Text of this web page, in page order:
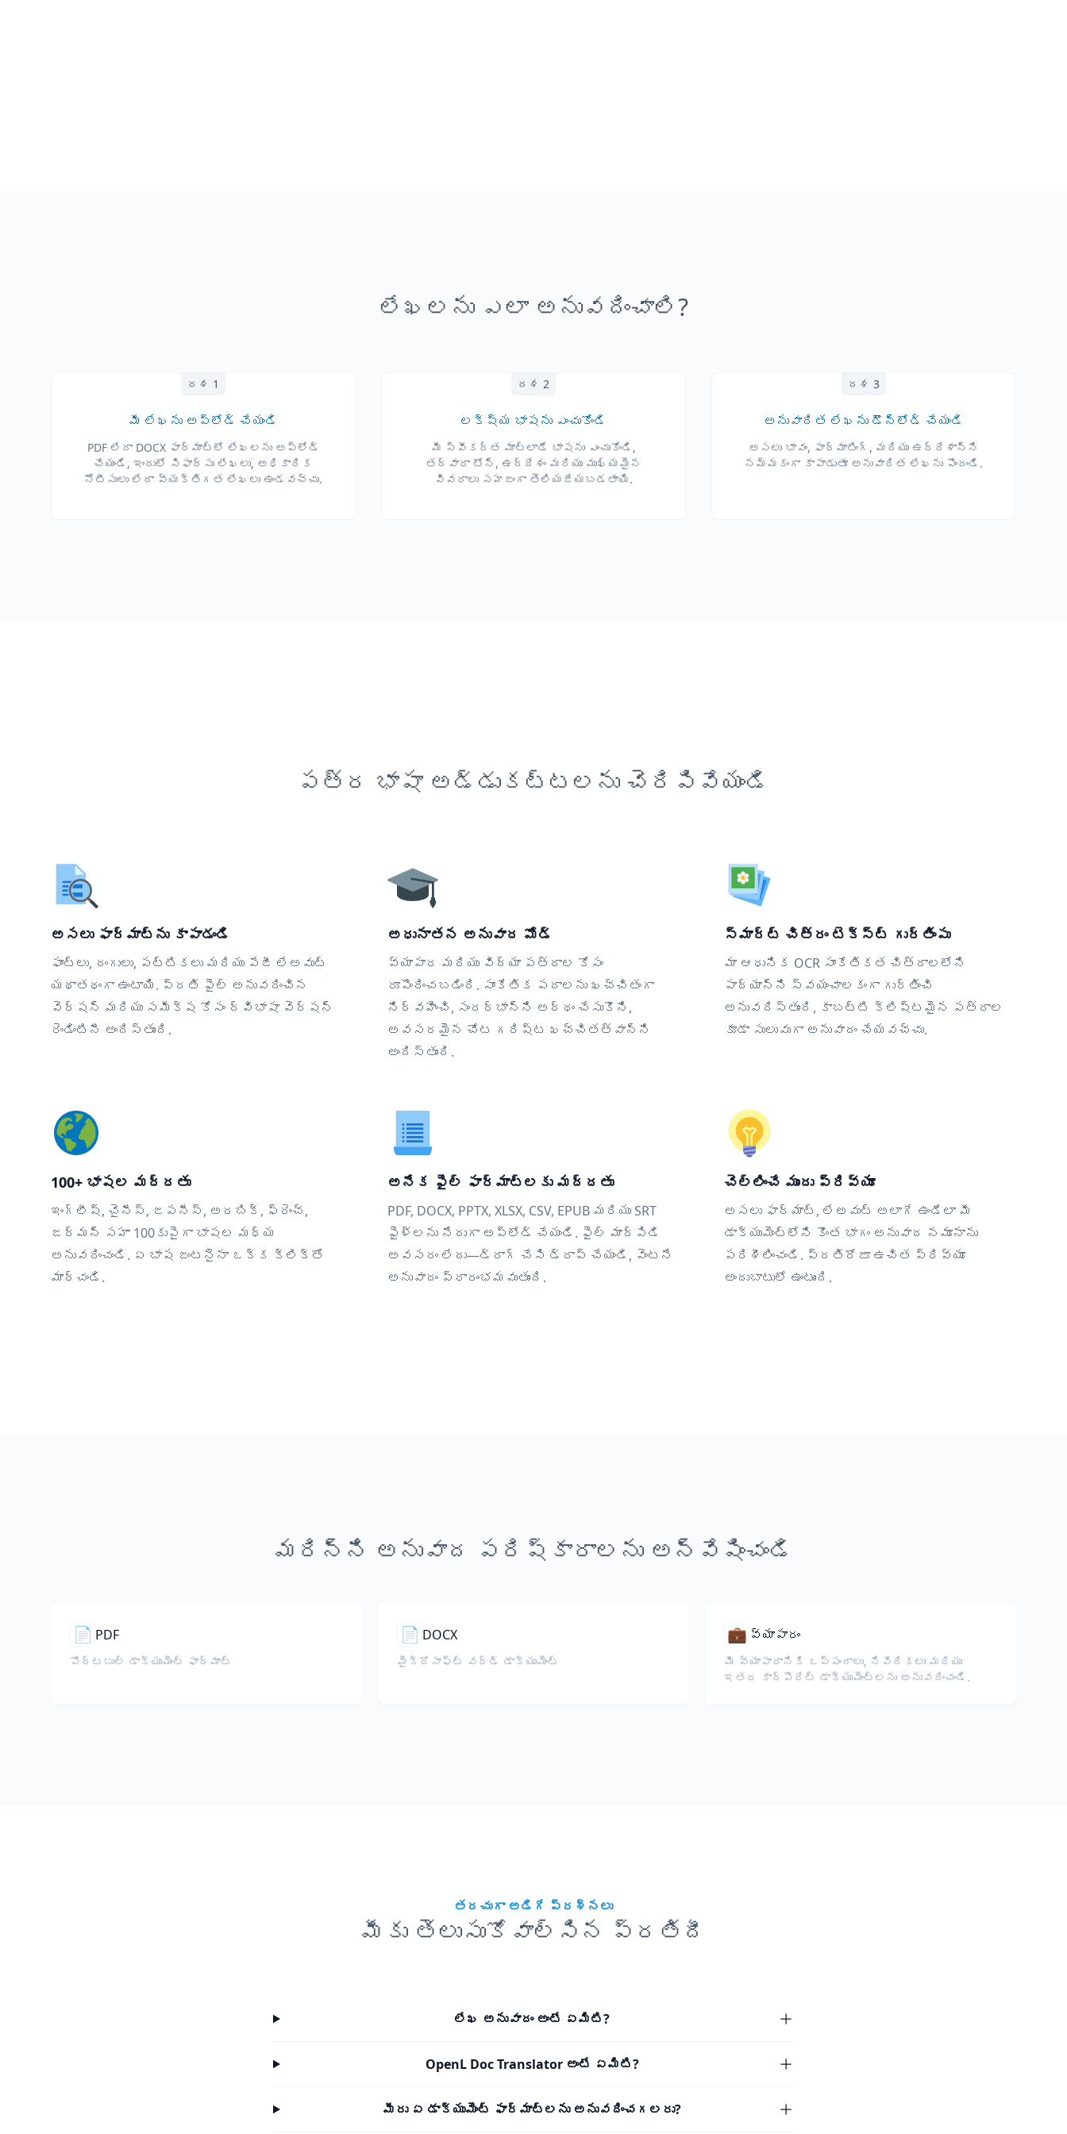
లేఖలను ఎలా అనువదించాలి?
దశ 1
మీ లేఖను అప్‌లోడ్ చేయండి
PDF లేదా DOCX ఫార్మాట్‌లో లేఖలను అప్‌లోడ్
చేయండి, ఇందులో సిఫార్సు లేఖలు, అధికారిక
నోటీసులు లేదా వ్యక్తిగత లేఖలు ఉండవచ్చు.
దశ 2
లక్ష్య భాషను ఎంచుకోండి
మీ స్వీకర్త మాట్లాడే భాషను ఎంచుకోండి,
తద్వారా టోన్, ఉద్దేశం మరియు ముఖ్యమైన
వివరాలు సహజంగా తెలియజేయబడతాయి.
దశ 3
అనువాదిత లేఖను డౌన్‌లోడ్ చేయండి
అసలు భావం, ఫార్మాటింగ్, మరియు ఉద్దేశాన్ని
నమ్మకంగా కాపాడుతూ అనువాదిత లేఖను పొందండి.
పత్ర భాషా అడ్డుకట్టలను చెరిపివేయండి
అసలు ఫార్మాట్‌ను కాపాడండి
ఫాంట్లు, రంగులు, పట్టికలు మరియు పేజీ లేఅవుట్
యథాతథంగా ఉంటాయి. ప్రతి ఫైల్ అనువదించిన
వెర్షన్ మరియు సమీక్ష కోసం ద్విభాషా వెర్షన్
రెండింటినీ అందిస్తుంది.
అధునాతన అనువాద మోడ్
వ్యాపార మరియు విద్యా పత్రాల కోసం
రూపొందించబడింది. సాంకేతిక పదాలను ఖచ్చితంగా
నిర్వహించి, సందర్భాన్ని అర్థం చేసుకొని,
అవసరమైన చోట గరిష్ట ఖచ్చితత్వాన్ని
అందిస్తుంది.
స్మార్ట్ చిత్రం టెక్స్ట్ గుర్తింపు
మా ఆధునిక OCR సాంకేతికత చిత్రాలలోని
పాఠ్యాన్ని స్వయంచాలకంగా గుర్తించి
అనువదిస్తుంది, కాబట్టి క్లిష్టమైన పత్రాల
కూడా సులువుగా అనువాదం చేయవచ్చు.
100+ భాషల మద్దతు
ఇంగ్లీష్, చైనీస్, జపనీస్, అరబిక్, ఫ్రెంచ్,
జర్మన్ సహా 100కుపైగా భాషల మధ్య
అనువదించండి. ఏ భాష జంటనైనా ఒక్క క్లిక్‌తో
మార్చండి.
అనేక ఫైల్ ఫార్మాట్‌లకు మద్దతు
PDF, DOCX, PPTX, XLSX, CSV, EPUB మరియు SRT
ఫైళ్లను నేరుగా అప్‌లోడ్ చేయండి. ఫైల్ మార్పిడి
అవసరం లేదు—డ్రాగ్ చేసి డ్రాప్ చేయండి, వెంటనే
అనువాదం ప్రారంభమవుతుంది.
చెల్లించే ముందు ప్రివ్యూ
అసలు ఫార్మాట్, లేఅవుట్ అలాగే ఉండేలా మీ
డాక్యుమెంట్‌లోని కొంత భాగం అనువాద నమూనాను
పరిశీలించండి. ప్రతిరోజూ ఉచిత ప్రివ్యూ
అందుబాటులో ఉంటుంది.
మరిన్ని అనువాద పరిష్కారాలను అన్వేషించండి
📄 PDF
పోర్టబుల్ డాక్యుమెంట్ ఫార్మాట్
📄 DOCX
మైక్రోసాఫ్ట్ వర్డ్ డాక్యుమెంట్
💼 వ్యాపారం
మీ వ్యాపారానికి ఒప్పందాలు, నివేదికలు మరియు
ఇతర కార్పొరేట్ డాక్యుమెంట్లను అనువదించండి.
తరచుగా అడిగే ప్రశ్నలు
మీకు తెలుసుకోవాల్సిన ప్రతిదీ
లేఖ అనువాదం అంటే ఏమిటి?
OpenL Doc Translator అంటే ఏమిటి?
మీరు ఏ డాక్యుమెంట్ ఫార్మాట్‌లను అనువదించగలరు?